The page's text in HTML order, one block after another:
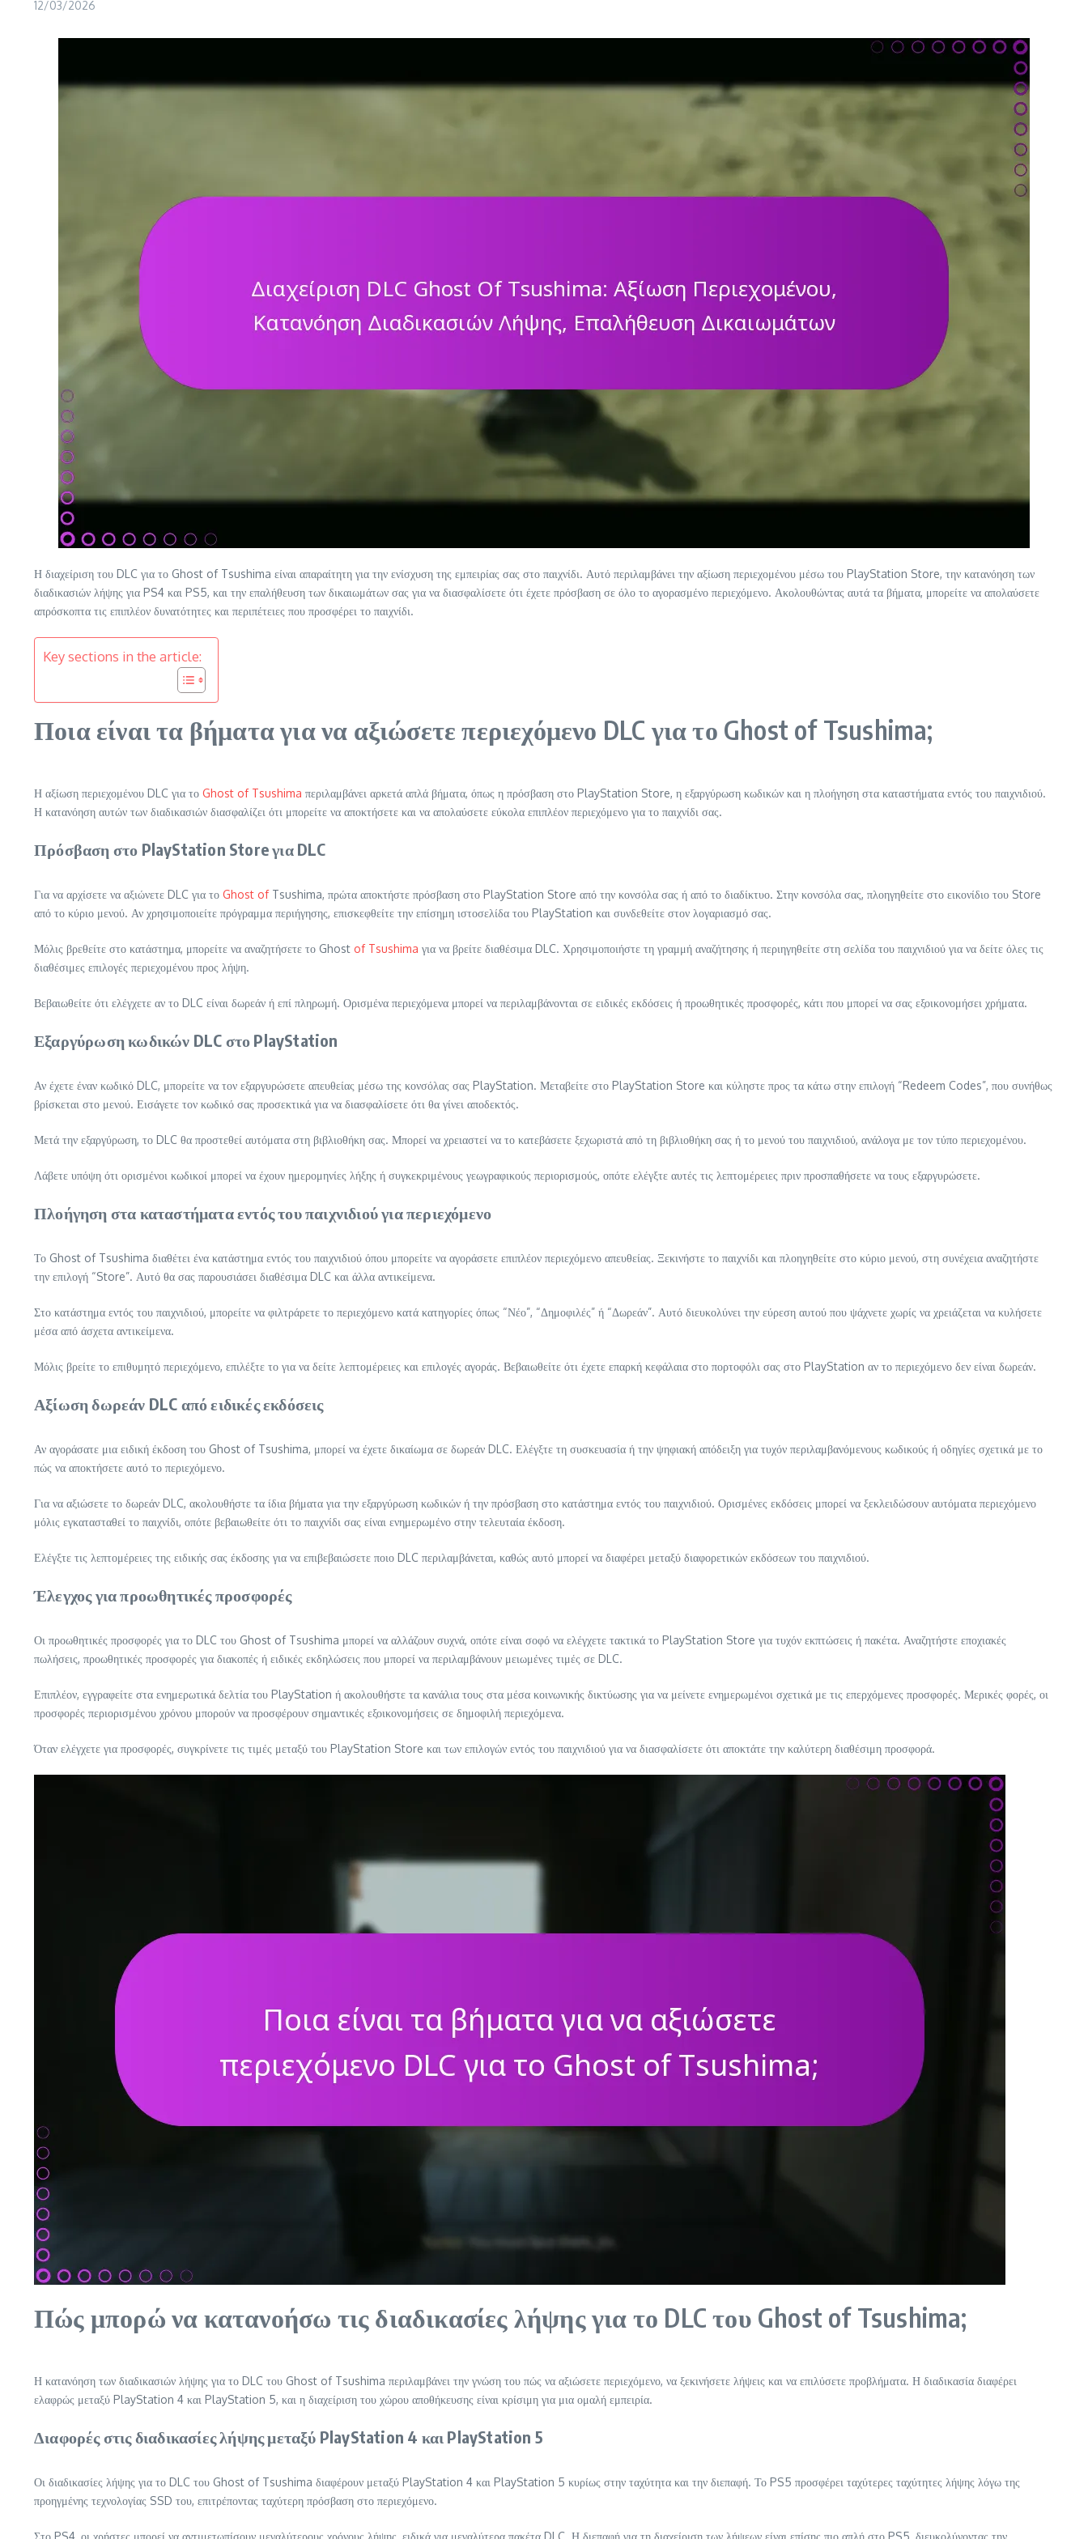
12/03/2026
Η διαχείριση του DLC για το Ghost of Tsushima είναι απαραίτητη για την ενίσχυση της εμπειρίας σας στο παιχνίδι. Αυτό περιλαμβάνει την αξίωση περιεχομένου μέσω του PlayStation Store, την κατανόηση των
διαδικασιών λήψης για PS4 και PS5, και την επαλήθευση των δικαιωμάτων σας για να διασφαλίσετε ότι έχετε πρόσβαση σε όλο το αγορασμένο περιεχόμενο. Ακολουθώντας αυτά τα βήματα, μπορείτε να απολαύσετε
απρόσκοπτα τις επιπλέον δυνατότητες και περιπέτειες που προσφέρει το παιχνίδι.
Key sections in the article:
Ποια είναι τα βήματα για να αξιώσετε περιεχόμενο DLC για το Ghost of Tsushima;
Η αξίωση περιεχομένου DLC για το Ghost of Tsushima περιλαμβάνει αρκετά απλά βήματα, όπως η πρόσβαση στο PlayStation Store, η εξαργύρωση κωδικών και η πλοήγηση στα καταστήματα εντός του παιχνιδιού.
Η κατανόηση αυτών των διαδικασιών διασφαλίζει ότι μπορείτε να αποκτήσετε και να απολαύσετε εύκολα επιπλέον περιεχόμενο για το παιχνίδι σας.
Πρόσβαση στο PlayStation Store για DLC
Για να αρχίσετε να αξιώνετε DLC για το Ghost ofTsushima, πρώτα αποκτήστε πρόσβαση στο PlayStation Store από την κονσόλα σας ή από το διαδίκτυο. Στην κονσόλα σας, πλοηγηθείτε στο εικονίδιο του Store
από το κύριο μενού. Αν χρησιμοποιείτε πρόγραμμα περιήγησης, επισκεφθείτε την επίσημη ιστοσελίδα του PlayStation και συνδεθείτε στον λογαριασμό σας.
Μόλις βρεθείτε στο κατάστημα, μπορείτε να αναζητήσετε το Ghost of Tsushima για να βρείτε διαθέσιμα DLC. Χρησιμοποιήστε τη γραμμή αναζήτησης ή περιηγηθείτε στη σελίδα του παιχνιδιού για να δείτε όλες τις
διαθέσιμες επιλογές περιεχομένου προς λήψη.
Βεβαιωθείτε ότι ελέγχετε αν το DLC είναι δωρεάν ή επί πληρωμή. Ορισμένα περιεχόμενα μπορεί να περιλαμβάνονται σε ειδικές εκδόσεις ή προωθητικές προσφορές, κάτι που μπορεί να σας εξοικονομήσει χρήματα.
Εξαργύρωση κωδικών DLC στο PlayStation
Αν έχετε έναν κωδικό DLC, μπορείτε να τον εξαργυρώσετε απευθείας μέσω της κονσόλας σας PlayStation. Μεταβείτε στο PlayStation Store και κύληστε προς τα κάτω στην επιλογή “Redeem Codes”, που συνήθως
βρίσκεται στο μενού. Εισάγετε τον κωδικό σας προσεκτικά για να διασφαλίσετε ότι θα γίνει αποδεκτός.
Μετά την εξαργύρωση, το DLC θα προστεθεί αυτόματα στη βιβλιοθήκη σας. Μπορεί να χρειαστεί να το κατεβάσετε ξεχωριστά από τη βιβλιοθήκη σας ή το μενού του παιχνιδιού, ανάλογα με τον τύπο περιεχομένου.
Λάβετε υπόψη ότι ορισμένοι κωδικοί μπορεί να έχουν ημερομηνίες λήξης ή συγκεκριμένους γεωγραφικούς περιορισμούς, οπότε ελέγξτε αυτές τις λεπτομέρειες πριν προσπαθήσετε να τους εξαργυρώσετε.
Πλοήγηση στα καταστήματα εντός του παιχνιδιού για περιεχόμενο
Το Ghost of Tsushima διαθέτει ένα κατάστημα εντός του παιχνιδιού όπου μπορείτε να αγοράσετε επιπλέον περιεχόμενο απευθείας. Ξεκινήστε το παιχνίδι και πλοηγηθείτε στο κύριο μενού, στη συνέχεια αναζητήστε
την επιλογή “Store”. Αυτό θα σας παρουσιάσει διαθέσιμα DLC και άλλα αντικείμενα.
Στο κατάστημα εντός του παιχνιδιού, μπορείτε να φιλτράρετε το περιεχόμενο κατά κατηγορίες όπως “Νέο”, “Δημοφιλές” ή “Δωρεάν”. Αυτό διευκολύνει την εύρεση αυτού που ψάχνετε χωρίς να χρειάζεται να κυλήσετε
μέσα από άσχετα αντικείμενα.
Μόλις βρείτε το επιθυμητό περιεχόμενο, επιλέξτε το για να δείτε λεπτομέρειες και επιλογές αγοράς. Βεβαιωθείτε ότι έχετε επαρκή κεφάλαια στο πορτοφόλι σας στο PlayStation αν το περιεχόμενο δεν είναι δωρεάν.
Αξίωση δωρεάν DLC από ειδικές εκδόσεις
Αν αγοράσατε μια ειδική έκδοση του Ghost of Tsushima, μπορεί να έχετε δικαίωμα σε δωρεάν DLC. Ελέγξτε τη συσκευασία ή την ψηφιακή απόδειξη για τυχόν περιλαμβανόμενους κωδικούς ή οδηγίες σχετικά με το
πώς να αποκτήσετε αυτό το περιεχόμενο.
Για να αξιώσετε το δωρεάν DLC, ακολουθήστε τα ίδια βήματα για την εξαργύρωση κωδικών ή την πρόσβαση στο κατάστημα εντός του παιχνιδιού. Ορισμένες εκδόσεις μπορεί να ξεκλειδώσουν αυτόματα περιεχόμενο
μόλις εγκατασταθεί το παιχνίδι, οπότε βεβαιωθείτε ότι το παιχνίδι σας είναι ενημερωμένο στην τελευταία έκδοση.
Ελέγξτε τις λεπτομέρειες της ειδικής σας έκδοσης για να επιβεβαιώσετε ποιο DLC περιλαμβάνεται, καθώς αυτό μπορεί να διαφέρει μεταξύ διαφορετικών εκδόσεων του παιχνιδιού.
Έλεγχος για προωθητικές προσφορές
Οι προωθητικές προσφορές για το DLC του Ghost of Tsushima μπορεί να αλλάζουν συχνά, οπότε είναι σοφό να ελέγχετε τακτικά το PlayStation Store για τυχόν εκπτώσεις ή πακέτα. Αναζητήστε εποχιακές
πωλήσεις, προωθητικές προσφορές για διακοπές ή ειδικές εκδηλώσεις που μπορεί να περιλαμβάνουν μειωμένες τιμές σε DLC.
Επιπλέον, εγγραφείτε στα ενημερωτικά δελτία του PlayStation ή ακολουθήστε τα κανάλια τους στα μέσα κοινωνικής δικτύωσης για να μείνετε ενημερωμένοι σχετικά με τις επερχόμενες προσφορές. Μερικές φορές, οι
προσφορές περιορισμένου χρόνου μπορούν να προσφέρουν σημαντικές εξοικονομήσεις σε δημοφιλή περιεχόμενα.
Όταν ελέγχετε για προσφορές, συγκρίνετε τις τιμές μεταξύ του PlayStation Store και των επιλογών εντός του παιχνιδιού για να διασφαλίσετε ότι αποκτάτε την καλύτερη διαθέσιμη προσφορά.
Πώς μπορώ να κατανοήσω τις διαδικασίες λήψης για το DLC του Ghost of Tsushima;
Η κατανόηση των διαδικασιών λήψης για το DLC του Ghost of Tsushima περιλαμβάνει την γνώση του πώς να αξιώσετε περιεχόμενο, να ξεκινήσετε λήψεις και να επιλύσετε προβλήματα. Η διαδικασία διαφέρει
ελαφρώς μεταξύ PlayStation 4 και PlayStation 5, και η διαχείριση του χώρου αποθήκευσης είναι κρίσιμη για μια ομαλή εμπειρία.
Διαφορές στις διαδικασίες λήψης μεταξύ PlayStation 4 και PlayStation 5
Οι διαδικασίες λήψης για το DLC του Ghost of Tsushima διαφέρουν μεταξύ PlayStation 4 και PlayStation 5 κυρίως στην ταχύτητα και την διεπαφή. Το PS5 προσφέρει ταχύτερες ταχύτητες λήψης λόγω της
προηγμένης τεχνολογίας SSD του, επιτρέποντας ταχύτερη πρόσβαση στο περιεχόμενο.
Στο PS4, οι χρήστες μπορεί να αντιμετωπίσουν μεγαλύτερους χρόνους λήψης, ειδικά για μεγαλύτερα πακέτα DLC. Η διεπαφή για τη διαχείριση των λήψεων είναι επίσης πιο απλή στο PS5, διευκολύνοντας την